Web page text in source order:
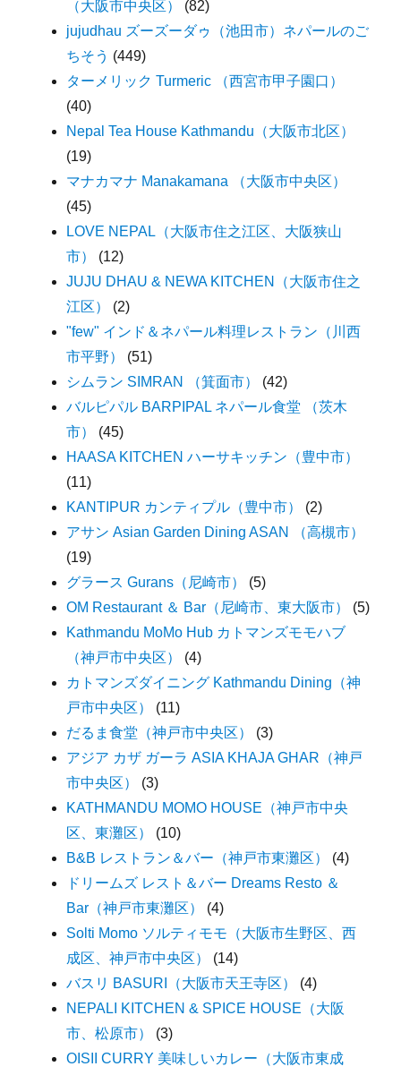
（大阪市中央区）
(82)
jujudhau ズーズーダゥ（池田市）ネパールのご
ちそう (449)
ターメリック Turmeric （西宮市甲子園口）
(40)
Nepal Tea House Kathmandu（大阪市北区）
(19)
マナカマナ Manakamana （大阪市中央区）
(45)
LOVE NEPAL（大阪市住之江区、大阪狭山
市）
(12)
JUJU DHAU & NEWA KITCHEN（大阪市住之
江区）
(2)
"few" インド＆ネパール料理レストラン（川西
市平野）
(51)
シムラン SIMRAN （箕面市）
(42)
バルピパル BARPIPAL ネパール食堂 （茨木
市）
(45)
HAASA KITCHEN ハーサキッチン（豊中市）
(11)
KANTIPUR カンティプル（豊中市）
(2)
アサン Asian Garden Dining ASAN （高槻市）
(19)
グラース Gurans（尼崎市）
(5)
OM Restaurant ＆ Bar（尼崎市、東大阪市）
(5)
Kathmandu MoMo Hub カトマンズモモハブ
（神戸市中央区）
(4)
カトマンズダイニング Kathmandu Dining（神
戸市中央区）
(11)
だるま食堂（神戸市中央区）
(3)
アジア カザ ガーラ ASIA KHAJA GHAR（神戸
市中央区）
(3)
KATHMANDU MOMO HOUSE（神戸市中央
区、東灘区）
(10)
B&B レストラン＆バー（神戸市東灘区）
(4)
ドリームズ レスト＆バー Dreams Resto ＆
Bar（神戸市東灘区）
(4)
Solti Momo ソルティモモ（大阪市生野区、西
成区、神戸市中央区）
(14)
バスリ BASURI（大阪市天王寺区）
(4)
NEPALI KITCHEN & SPICE HOUSE（大阪
市、松原市）
(3)
OISII CURRY 美味しいカレー（大阪市東成